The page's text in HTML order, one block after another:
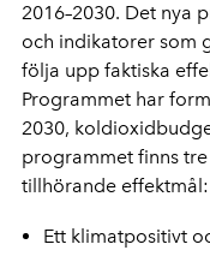
2016–2030. Det nya
och indikatorer som
följa upp faktiska
Programmet har
2030,
programmet finns
tillhörande effektmål:
Ett klimatpositivt